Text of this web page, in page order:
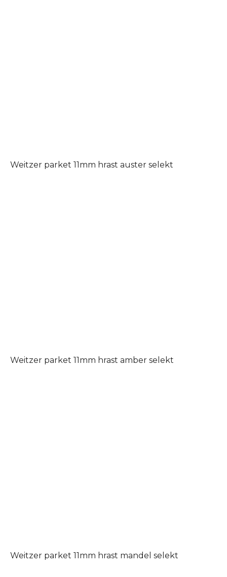
Weitzer parket 11mm hrast auster selekt
Weitzer parket 11mm hrast amber selekt
Weitzer parket 11mm hrast mandel selekt